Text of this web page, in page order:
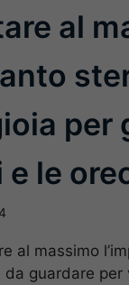
al
per
e le
al massimo
da guardare per